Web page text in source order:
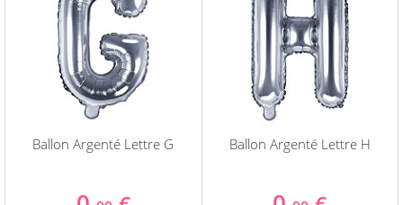
Ballon Argenté Lettre G Ballon Argenté Lettre H